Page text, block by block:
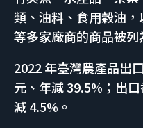
類、油料、食用穀油
等多家廠商的商品被列
2022 年臺灣農產品出
元、年減 39.5%；出
減 4.5%。